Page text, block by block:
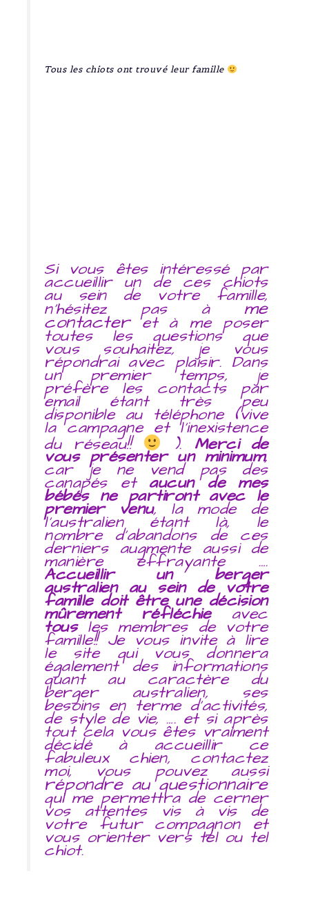
Tous les chiots ont trouvé leur famille
Si vous êtes intéressé par
accueillir un de ces chiots
au sein de votre famille,
n’hésitez pas à me
contacteret à me poser
toutes les questions que
vous souhaitez, je vous
répondrai avec plaisir. Dans
un premier temps, je
préfère les contacts par
email étant très peu
disponible au téléphone (vive
la campagne et l’inexistence
du réseau!! ). Merci de
vous présenter un minimum,
car je ne vend pas des
canapés et aucun de mes
bébés ne partiront avec le
premier venu, la mode de
l’australien étant là, le
nombre d’abandons de ces
derniers augmente aussi de
manière effrayante ….
Accueillir un berger
australien au sein de votre
famille doit être une décision
mûrement réfléchieavec
tousles membres de votre
famille!! Je vous invite à lire
le site qui vous donnera
également des informations
quant au caractère du
berger australien, ses
besoins en terme d’activités,
de style de vie, …. et si après
tout cela vous êtes vraiment
décidé à accueillir ce
fabuleux chien, contactez
moi, vous pouvez aussi
répondre au questionnaire
qui me permettra de cerner
vos attentes vis à vis de
votre futur compagnon et
vous orienter vers tel ou tel
chiot.